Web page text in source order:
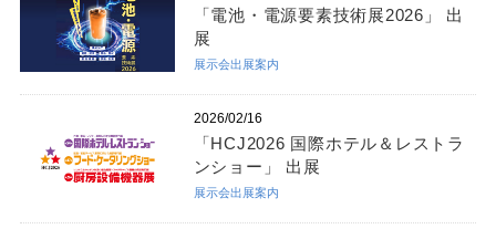
「電池・電源要素技術展2026」 出
展
展示会出展案内
2026/02/16
「HCJ2026 国際ホテル＆レストラ
ンショー」 出展
展示会出展案内